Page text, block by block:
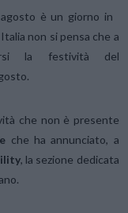
è un giorno in
non si pensa che a
la festività del
che non è presente
che ha annunciato, a
, la sezione dedicata